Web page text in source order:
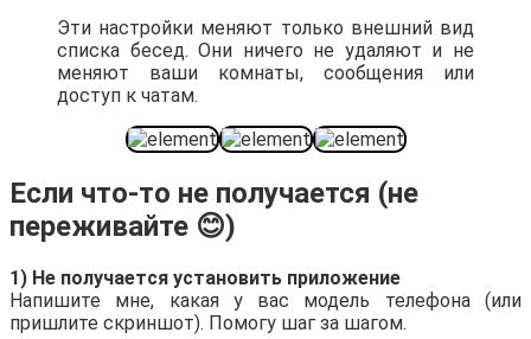
Эти настройки меняют только внешний вид
списка бесед. Они ничего не удаляют и не
меняют ваши комнаты, сообщения или
доступ к чатам.
Если что-то не получается (не
переживайте 😊)
1) Не получается установить приложение
Напишите мне, какая у вас модель телефона (или
пришлите скриншот). Помогу шаг за шагом.